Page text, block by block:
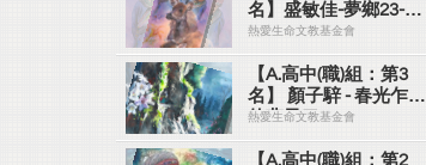
名】盛敏佳-夢鄉23-
A01
熱愛生命文教基金會
【A.高中(職)組：第3
名】 顏子騂 - 春光乍現
的燕子口
熱愛生命文教基金會
【A.高中(職)組：第2